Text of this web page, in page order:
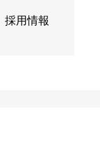
採用情報